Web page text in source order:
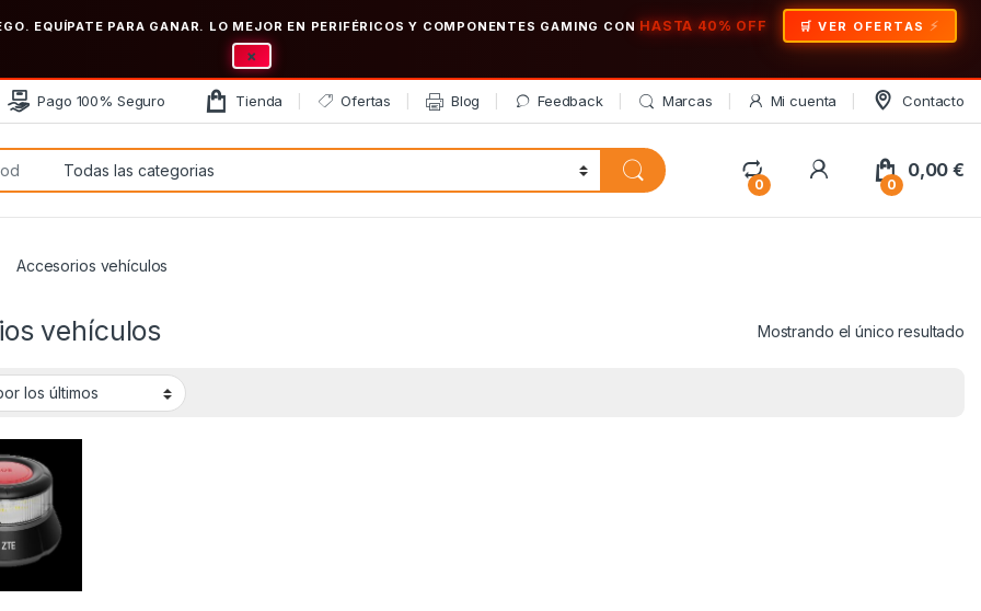
EQUÍPATE PARA GANAR. LO MEJOR EN PERIFÉRICOS Y COMPONENTES GAMING CON HASTA 40% OFF 🛒 VER OFERTAS
×
Pago 100% Seguro Tienda Ofertas Blog Feedback Marcas Mi cuenta Contacto
0
My Account
0
0,00€
Accesorios vehículos
vehículos Mostrando el único resultado